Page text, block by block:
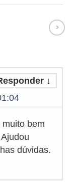
↓
bem
dúvidas.